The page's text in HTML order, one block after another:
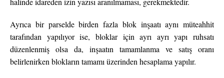
Ayrıca bir parselde birden fazla blok inşaatı aynı müteahhit
tarafından yapılıyor ise, bloklar için ayrı ayrı yapı ruhsatı
düzenlenmiş olsa da, inşaatın tamamlanma ve satış oranı
belirlenirken blokların tamamı üzerinden hesaplama yapılır.